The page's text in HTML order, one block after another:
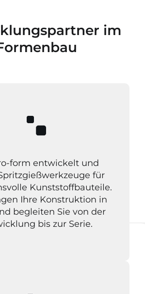
im
form entwickelt und
für
Kunststoffbauteile.
Ihre Konstruktion in
begleiten Sie von der
bis zur Serie.